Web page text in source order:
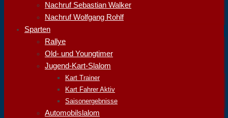
Nachruf Sebastian Walker
Nachruf Wolfgang Rohlf
Sparten
Rallye
Old- und Youngtimer
Jugend-Kart-Slalom
Kart Trainer
Kart Fahrer Aktiv
Saisonergebnisse
Automobilslalom